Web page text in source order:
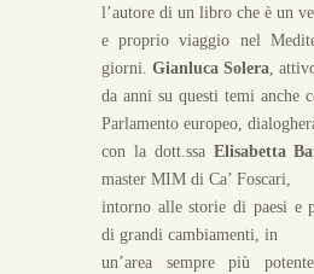
l’autore di un libro che è un
e proprio viaggio nel
giorni. Gianluca Solera,
da anni su questi temi anche
Parlamento europeo,
con la dott.ssa Elisabetta
master MIM di Ca’ Foscari,
intorno alle storie di paesi e
di grandi cambiamenti, in
un’area sempre più